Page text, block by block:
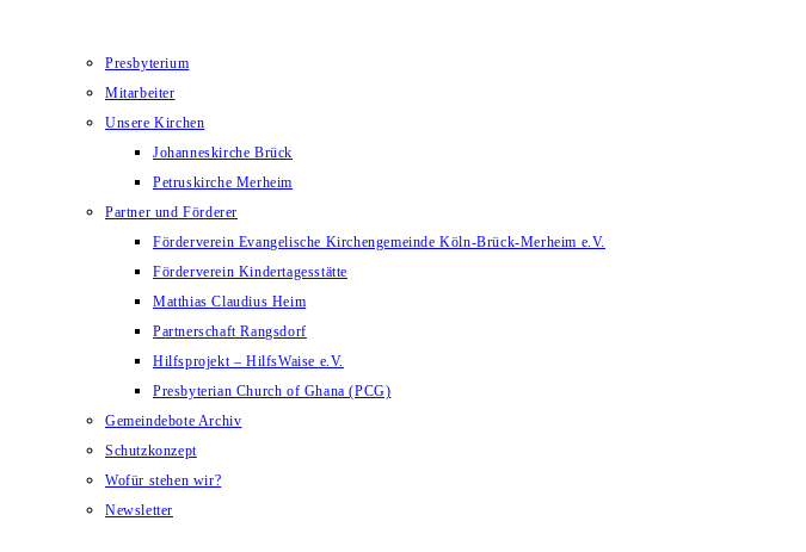
Presbyterium
Mitarbeiter
Unsere Kirchen
Johanneskirche Brück
Petruskirche Merheim
Partner und Förderer
Förderverein Evangelische Kirchengemeinde Köln-Brück-Merheim e.V.
Förderverein Kindertagesstätte
Matthias Claudius Heim
Partnerschaft Rangsdorf
Hilfsprojekt – HilfsWaise e.V.
Presbyterian Church of Ghana (PCG)
Gemeindebote Archiv
Schutzkonzept
Wofür stehen wir?
Newsletter